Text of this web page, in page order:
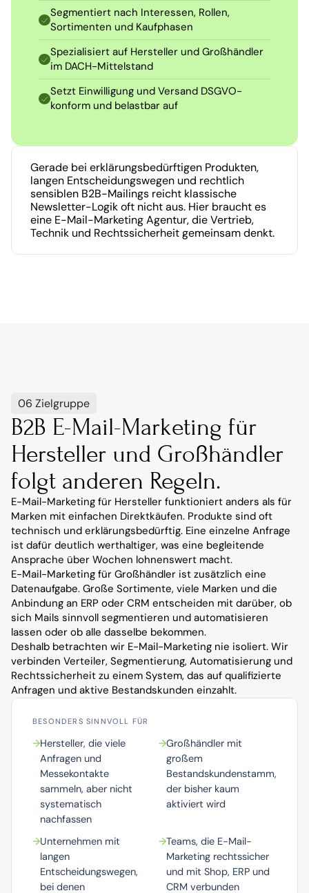
Segmentiert nach Interessen, Rollen,
Sortimenten und Kaufphasen
Spezialisiert auf Hersteller und Großhändler
im DACH-Mittelstand
Setzt Einwilligung und Versand DSGVO-
konform und belastbar auf
Gerade bei erklärungsbedürftigen Produkten,
langen Entscheidungswegen und rechtlich
sensiblen B2B-Mailings reicht klassische
Newsletter-Logik oft nicht aus. Hier braucht es
eine E-Mail-Marketing Agentur, die Vertrieb,
Technik und Rechtssicherheit gemeinsam denkt.
06 Zielgruppe
B2B E-Mail-Marketing für
Hersteller und Großhändler
folgt anderen Regeln.
E-Mail-Marketing für Hersteller funktioniert anders als für
Marken mit einfachen Direktkäufen. Produkte sind oft
technisch und erklärungsbedürftig. Eine einzelne Anfrage
ist dafür deutlich werthaltiger, was eine begleitende
Ansprache über Wochen lohnenswert macht.
E-Mail-Marketing für Großhändler ist zusätzlich eine
Datenaufgabe. Große Sortimente, viele Marken und die
Anbindung an ERP oder CRM entscheiden mit darüber, ob
sich Mails sinnvoll segmentieren und automatisieren
lassen oder ob alle dasselbe bekommen.
Deshalb betrachten wir E-Mail-Marketing nie isoliert. Wir
verbinden Verteiler, Segmentierung, Automatisierung und
Rechtssicherheit zu einem System, das auf qualifizierte
Anfragen und aktive Bestandskunden einzahlt.
BESONDERS SINNVOLL FÜR
→Hersteller, die viele
Anfragen und
Messekontakte
sammeln, aber nicht
systematisch
nachfassen
→Großhändler mit
großem
Bestandskundenstamm,
der bisher kaum
aktiviert wird
→Unternehmen mit
langen
Entscheidungswegen,
bei denen
→Teams, die E-Mail-
Marketing rechtssicher
und mit Shop, ERP und
CRM verbunden